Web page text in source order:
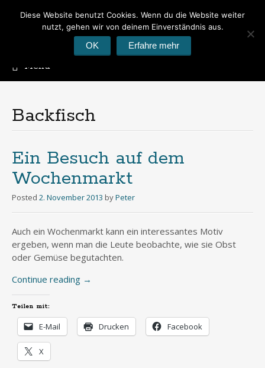
Peter's Photoblog
Hier geht es um Fotos
Menu
Backfisch
Ein Besuch auf dem
Wochenmarkt
Posted 2. November 2013 byPeter
Auch ein Wochenmarkt kann ein interessantes Motiv
ergeben, wenn man die Leute beobachte, wie sie Obst
oder Gemüse begutachten.
Continue reading →
Teilen mit:
E-Mail Drucken Facebook
X
Diese Website benutzt Cookies. Wenn du die Website weiter
nutzt, gehen wir von deinem Einverständnis aus.
OK Erfahre mehr